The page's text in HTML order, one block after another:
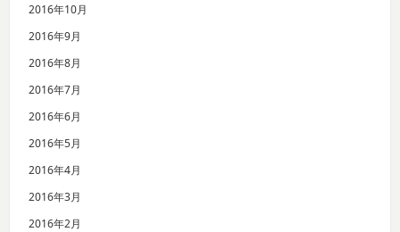
2016年10月
2016年9月
2016年8月
2016年7月
2016年6月
2016年5月
2016年4月
2016年3月
2016年2月